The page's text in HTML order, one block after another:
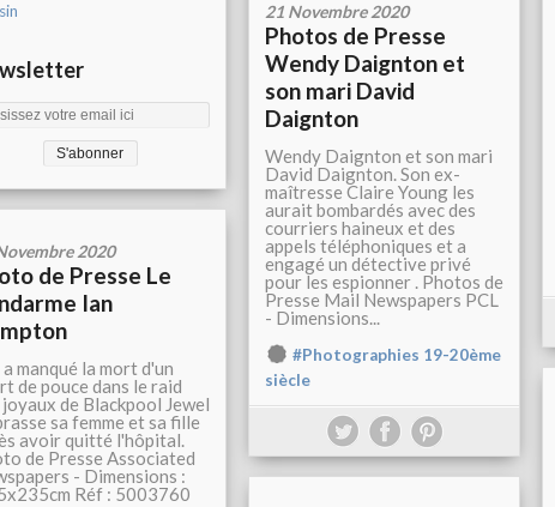
21 Novembre 2020
Photos de Presse
Wendy Daignton et
son mari David
Daignton
Wendy Daignton et son mari
David Daignton. Son ex-
maîtresse Claire Young les
aurait bombardés avec des
courriers haineux et des
appels téléphoniques et a
engagé un détective privé
pour les espionner . Photos de
Presse Mail Newspapers PCL
- Dimensions...
#Photographies 19-20ème
siècle
2020
de Presse Le
Ian
manqué la mort d'un
de pouce dans le raid
joyaux de Blackpool Jewel
sa femme et sa fille
avoir quitté l'hôpital.
de Presse Associated
- Dimensions :
Réf : 5003760